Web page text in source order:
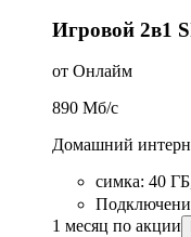
Игровой 2в1
от Онлайм
890 Мб/c
Домашний
симка: 40 ГБ
1 месяц по акции